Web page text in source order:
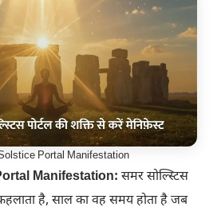
Portal Manifestation
Manifestation: समर सोल्स्टिस
कहलाता है, साल का वह समय होता है जब